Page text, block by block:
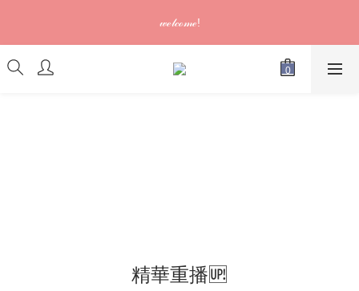
電郵為準)
𝓌ℯ𝓁𝒸ℴ𝓂ℯ!
訂單可供取貨/發貨後會發出電郵通知，請填妥正確資料 (*通知以
電郵為準)
精華重播🆙